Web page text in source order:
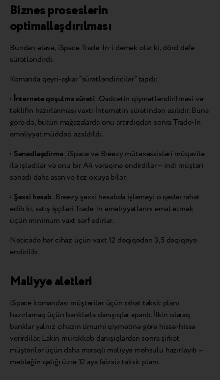
Biznes proseslərin
optimallaşdırılması
Bundan əlavə, iSpace Trade-In-i demək olar ki, dörd dəfə
sürətləndirdi.
Komanda qeyri-aşkar “sürətləndiricilər” tapdı:
• İnternetə qoşulma sürəti . Qadcetin qiymətləndirilməsi və
təklifin hazırlanması vaxtı İnternetin sürətindən asılıdır. Buna
görə də, bütün mağazalarda onu artırdıqdan sonra Trade-In
əməliyyat müddəti azaldıldı.
• Sənədləşdirmə. iSpace və Breezy mütəxəssisləri müqavilə
ilə işlədilər və onu bir A4 vərəqinə endirdilər – indi müştəri
sənədi daha asan və tez oxuya bilər.
• Şəxsi hesab . Breezy şəxsi hesabda işləməyi o qədər rahat
edib ki, satış işçiləri Trade-In əməliyyatlarını emal etmək
üçün minimum vaxt sərf edirlər.
Nəticədə hər cihaz üçün vaxt 12 dəqiqədən 3,5 dəqiqəyə
endirilib.
Maliyyə alətləri
iSpace komandası müştərilər üçün rahat taksit planı
hazırlamaq üçün banklarla danışıqlar aparıb. İlkin olaraq
banklar yalnız cihazın ümumi qiymətinə görə hissə-hissə
verirdilər. Lakin mürəkkəb danışıqlardan sonra şirkət
müştərilər üçün daha maraqlı maliyyə məhsulu hazırlayıb –
məbləğin qalığı üzrə 12 aya faizsiz taksit planı.